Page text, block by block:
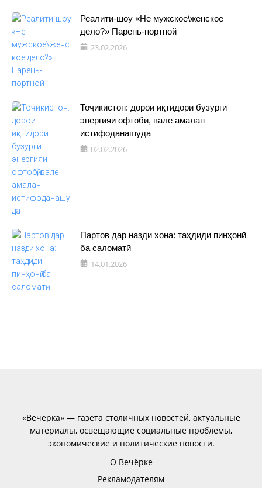
Реалити-шоу «Не мужское\женское
дело?» Парень-портной
23.02.2026
Тоҷикистон: дорои иқтидори бузурги
энергияи офтобӣ, вале амалан
истифоданашуда
02.02.2026
Партов дар назди хона: таҳдиди пинҳонӣ
ба саломатӣ
14.01.2026
«Вечёрка» — газета столичных новостей, актуальные
материалы, освещающие социальные проблемы,
экономические и политические новости.
О Вечёрке
Рекламодателям